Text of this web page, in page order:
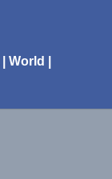
| World |